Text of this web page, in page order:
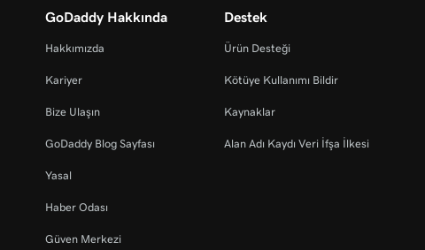
GoDaddy Hakkında
Hakkımızda
Kariyer
Bize Ulaşın
GoDaddy Blog Sayfası
Yasal
Haber Odası
Güven Merkezi
Destek
Ürün Desteği
Kötüye Kullanımı Bildir
Kaynaklar
Alan Adı Kaydı Veri İfşa İlkesi